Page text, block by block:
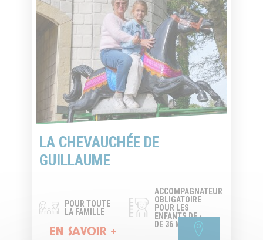
LA CHEVAUCHÉE DE
GUILLAUME
POUR TOUTE
LA FAMILLE
ACCOMPAGNATEUR
OBLIGATOIRE
POUR LES
ENFANTS DE -
DE 36 MOIS
EN SAVOIR +